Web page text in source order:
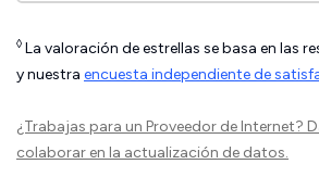
◊ La valoración de estrellas se basa en las
y nuestra encuesta independiente de
¿Trabajas para un Proveedor de Internet?
colaborar en la actualización de datos.